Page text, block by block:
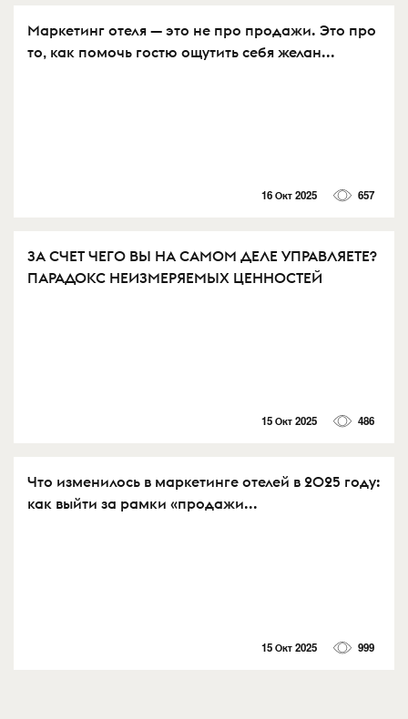
Маркетинг отеля — это не про продажи. Это про
то, как помочь гостю ощутить себя желан...
16 Окт 2025 657
ЗА СЧЕТ ЧЕГО ВЫ НА САМОМ ДЕЛЕ УПРАВЛЯЕТЕ?
ПАРАДОКС НЕИЗМЕРЯЕМЫХ ЦЕННОСТЕЙ
15 Окт 2025 486
Что изменилось в маркетинге отелей в 2025 году:
как выйти за рамки «продажи...
15 Окт 2025 999